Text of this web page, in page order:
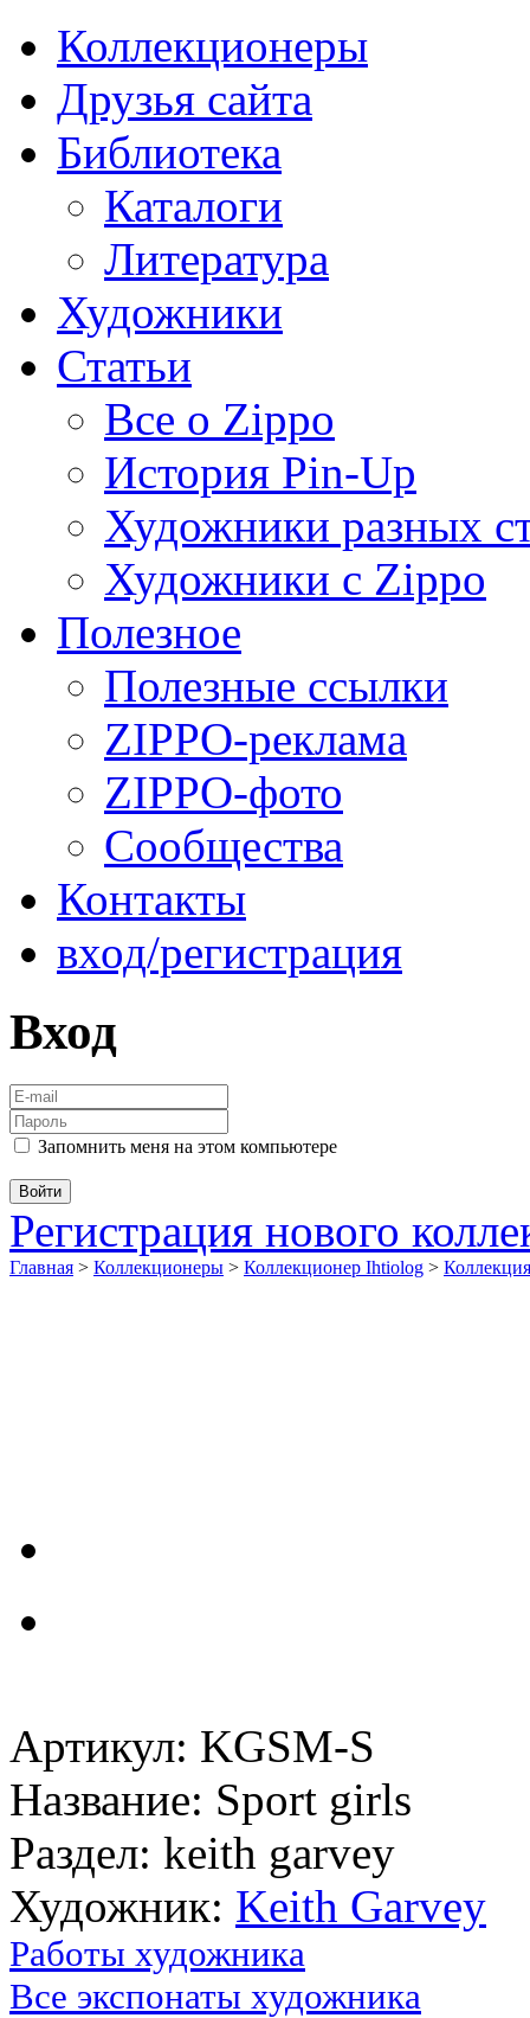
Коллекционеры
Друзья сайта
Библиотека
Каталоги
Литература
Художники
Статьи
Все о Zippo
История Pin-Up
Художники разных
Художники с Zippo
Полезное
Полезные ссылки
ZIPPO-реклама
ZIPPO-фото
Сообщества
Контакты
вход/регистрация
Вход
Запомнить меня на этом компьютере
Регистрация нового
Главная > Коллекционеры > Коллекционер Ihtiolog >
Артикул: KGSM-S
Название: Sport girls
Раздел: keith garvey
Художник: Keith Garvey
Работы художника
Все экспонаты художника